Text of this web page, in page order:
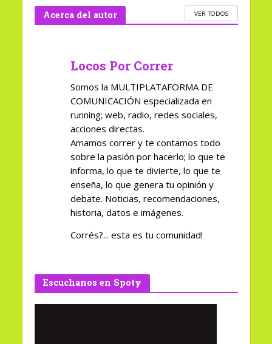
Acerca del autor VER TODOS
Locos Por Correr
Somos la MULTIPLATAFORMA DE
COMUNICACIÓN especializada en
running; web, radio, redes sociales,
acciones directas.
Amamos correr y te contamos todo
sobre la pasión por hacerlo; lo que te
informa, lo que te divierte, lo que te
enseña, lo que genera tu opinión y
debate. Noticias, recomendaciones,
historia, datos e imágenes.
Corrés?... esta es tu comunidad!
Escuchanos en Spoty